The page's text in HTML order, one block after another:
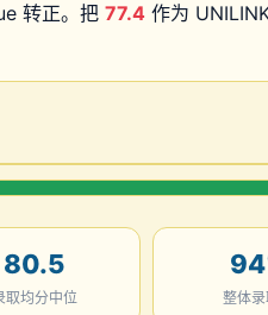
转正。把 77.4 作为
80.5
取均分中位 整体